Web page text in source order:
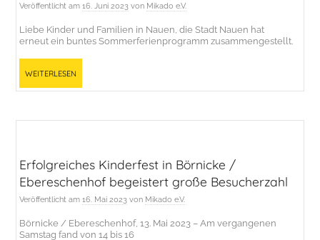
Veröffentlicht am16. Juni 2023 von Mikado e.V.
Liebe Kinder und Familien in Nauen, die Stadt Nauen hat
erneut ein buntes Sommerferienprogramm zusammengestellt.
Weiterlesen
Erfolgreiches Kinderfest in Börnicke /
Ebereschenhof begeistert große Besucherzahl
Veröffentlicht am16. Mai 2023 von Mikado e.V.
Börnicke / Ebereschenhof, 13. Mai 2023 – Am vergangenen
Samstag fand von 14 bis 16